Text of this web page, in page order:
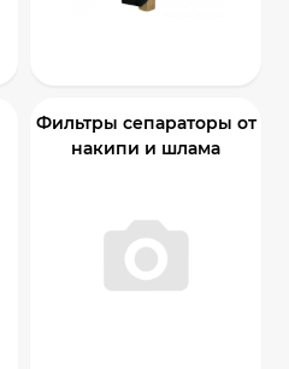
Фильтры сепараторы от
накипи и шлама